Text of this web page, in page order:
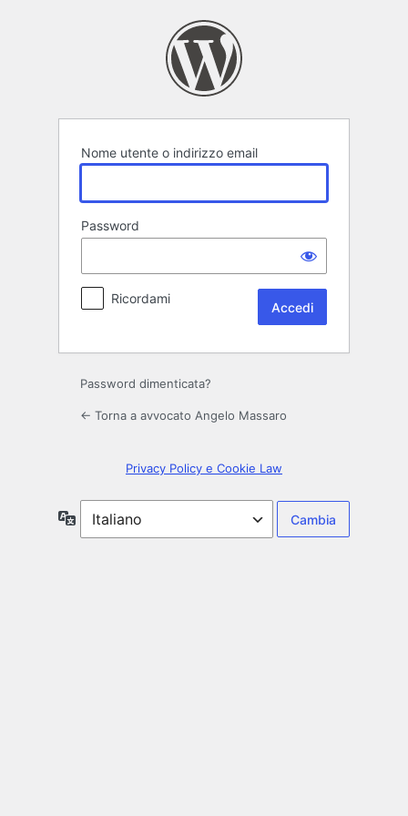
Nome utente o indirizzo email
Password
Ricordami
Password dimenticata?
← Torna a avvocato Angelo Massaro
Privacy Policy e Cookie Law
Lingua